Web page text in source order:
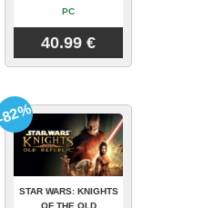
PC
40.99 €
STAR WARS: KNIGHTS
OF THE OLD